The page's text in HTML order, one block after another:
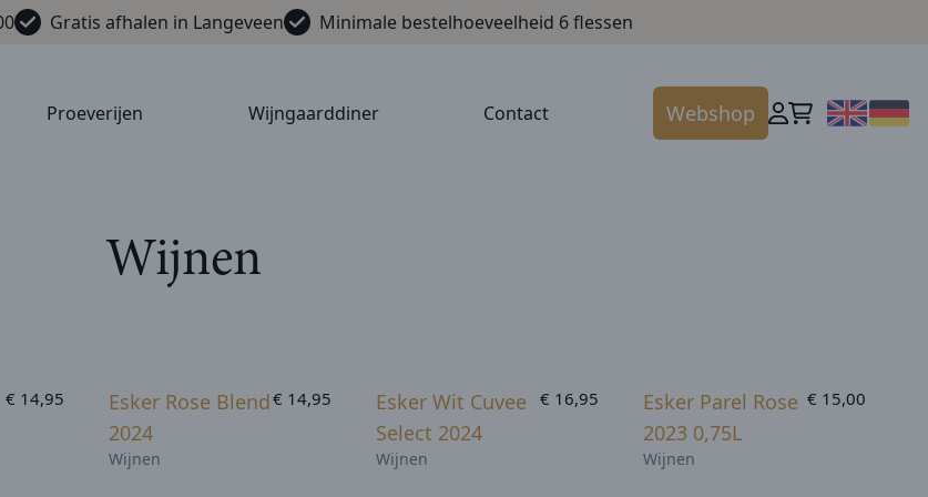
Gratis afhalen in Langeveen Minimale bestelhoeveelheid 6 flessen
Proeverijen Wijngaarddiner Contact Webshop
Wijnen
€ 14,95
Shop
nu
Esker Rose Blend
2024
Wijnen
€ 14,95
Shop
nu
Esker Wit Cuvee
Select 2024
Wijnen
€ 16,95
Shop
nu
Esker Parel Rose
2023 0,75L
Wijnen
€ 15,00